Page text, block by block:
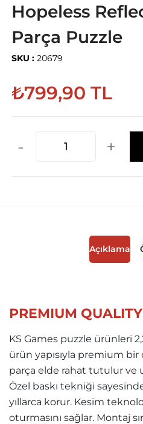
Hopeless
Parça Puzzle
SKU : 20679
₺799,90 TL
- +
Açıklama
PREMIUM
KS Games puzzle ürünleri
ürün yapısıyla premium
parça elde rahat tutulur ve
Özel baskı tekniği sayesinde
yıllarca korur. Kesim
oturmasını sağlar. Montaj